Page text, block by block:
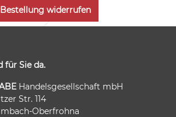
Bestellung widerrufen
für Sie da.
Handelsgesellschaft mbH
Str. 114
Oberfrohna